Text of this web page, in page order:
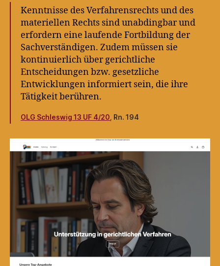
Kenntnisse des Verfahrensrechts und des
materiellen Rechts sind unabdingbar und
erfordern eine laufende Fortbildung der
Sachverständigen. Zudem müssen sie
kontinuierlich über gerichtliche
Entscheidungen bzw. gesetzliche
Entwicklungen informiert sein, die ihre
Tätigkeit berühren.
OLG Schleswig 13 UF 4/20 , Rn. 194